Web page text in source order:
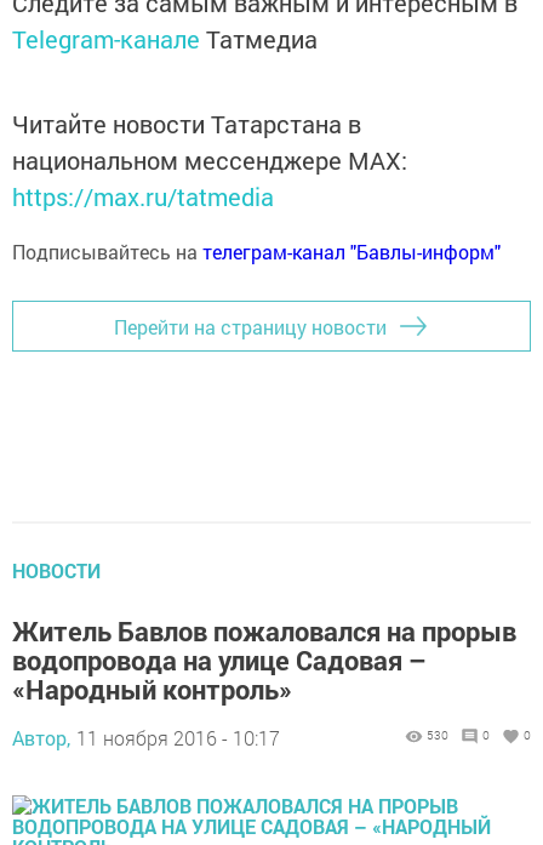
Telegram-канале Татмедиа
Читайте новости Татарстана в
национальном мессенджере MАХ:
https://max.ru/tatmedia
Подписывайтесь на телеграм-канал "Бавлы-информ"
Перейти на страницу новости
НОВОСТИ
Житель Бавлов пожаловался на прорыв
водопровода на улице Садовая –
«Народный контроль»
Автор, 11 ноября 2016 - 10:17 530 0 0